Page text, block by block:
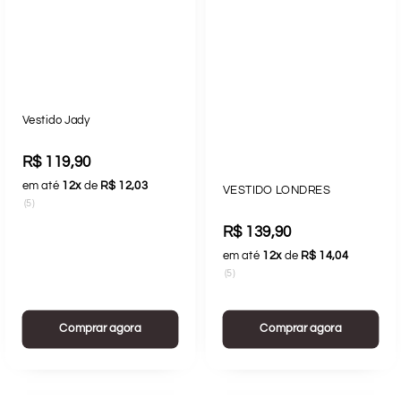
Vestido Jady
R$ 119,90
em até 12x de R$ 12,03
(5)
Comprar agora
VESTIDO LONDRES
R$ 139,90
em até 12x de R$ 14,04
(5)
Comprar agora